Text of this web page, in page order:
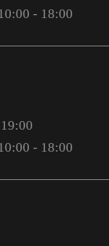
- 18:00
- 18:00